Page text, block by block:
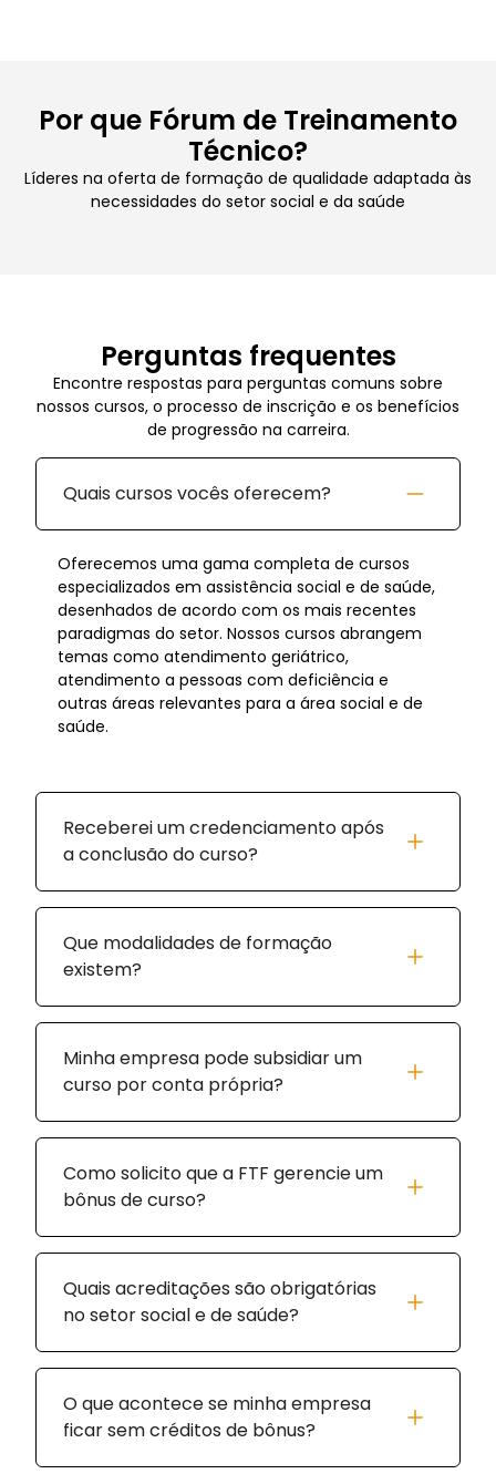
Por que Fórum de Treinamento
Técnico?
Líderes na oferta de formação de qualidade adaptada às
necessidades do setor social e da saúde
Perguntas frequentes
Encontre respostas para perguntas comuns sobre
nossos cursos, o processo de inscrição e os benefícios
de progressão na carreira.
Quais cursos vocês oferecem?
Oferecemos uma gama completa de cursos
especializados em assistência social e de saúde,
desenhados de acordo com os mais recentes
paradigmas do setor. Nossos cursos abrangem
temas como atendimento geriátrico,
atendimento a pessoas com deficiência e
outras áreas relevantes para a área social e de
saúde.
Receberei um credenciamento após
a conclusão do curso?
Que modalidades de formação
existem?
Minha empresa pode subsidiar um
curso por conta própria?
Como solicito que a FTF gerencie um
bônus de curso?
Quais acreditações são obrigatórias
no setor social e de saúde?
O que acontece se minha empresa
ficar sem créditos de bônus?